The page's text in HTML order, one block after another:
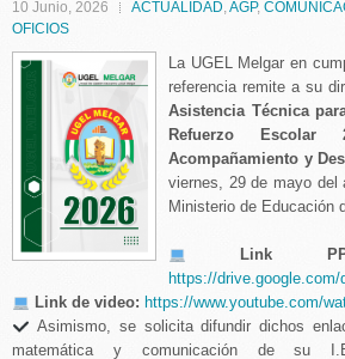
10 Junio, 2026 ACTUALIDAD,AGP,
OFICIOS
La UGEL Melgar en
referencia remite a su
Asistencia Técnica
Refuerzo
Acompañamiento y
viernes, 29 de mayo del
Ministerio de Educación
Link
https://drive.google.com/
Link de video: https://www.youtube.com/
Asimismo, se solicita difundir dichos
matemática y comunicación de su